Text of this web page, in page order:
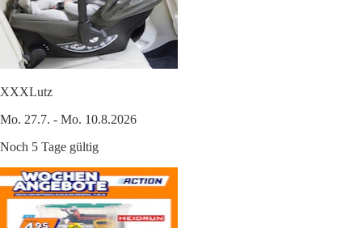
XXXLutz
Mo. 27.7. - Mo. 10.8.2026
Noch 5 Tage gültig